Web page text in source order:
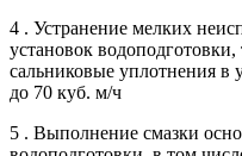
4 . Устранение мелких
установок
сальниковые уплотнения в
до 70 куб. м/ч
5 . Выполнение смазки